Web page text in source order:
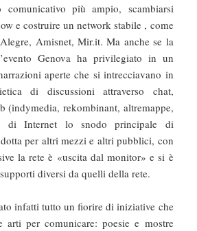
comunicativo più ampio, scambiarsi
e costruire un network stabile , come
Amisnet, Mir.it. Ma anche se la
Genova ha privilegiato in un
aperte che si intrecciavano in
di discussioni attraverso chat,
(indymedia, rekombinant, altremappe,
di Internet lo snodo principale di
per altri mezzi e altri pubblici, con
la rete è «uscita dal monitor» e si è
diversi da quelli della rete.
infatti tutto un fiorire di iniziative che
arti per comunicare: poesie e mostre